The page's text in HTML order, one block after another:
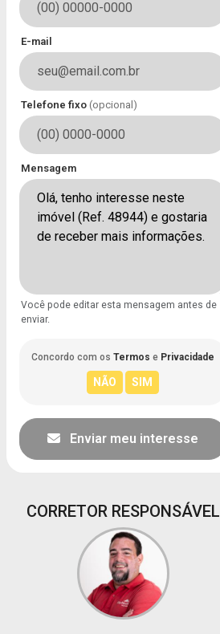
E-mail
Telefone fixo (opcional)
Mensagem
Você pode editar esta mensagem antes de
enviar.
Concordo com os Termos e Privacidade
Enviar meu interesse
CORRETOR RESPONSÁVEL